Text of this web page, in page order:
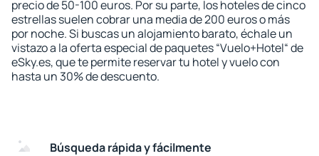
precio de 50-100 euros. Por su parte, los hoteles de cinco
estrellas suelen cobrar una media de 200 euros o más
por noche. Si buscas un alojamiento barato, échale un
vistazo a la oferta especial de paquetes “Vuelo+Hotel“ de
eSky.es, que te permite reservar tu hotel y vuelo con
hasta un 30% de descuento.
Búsqueda rápida y fácilmente